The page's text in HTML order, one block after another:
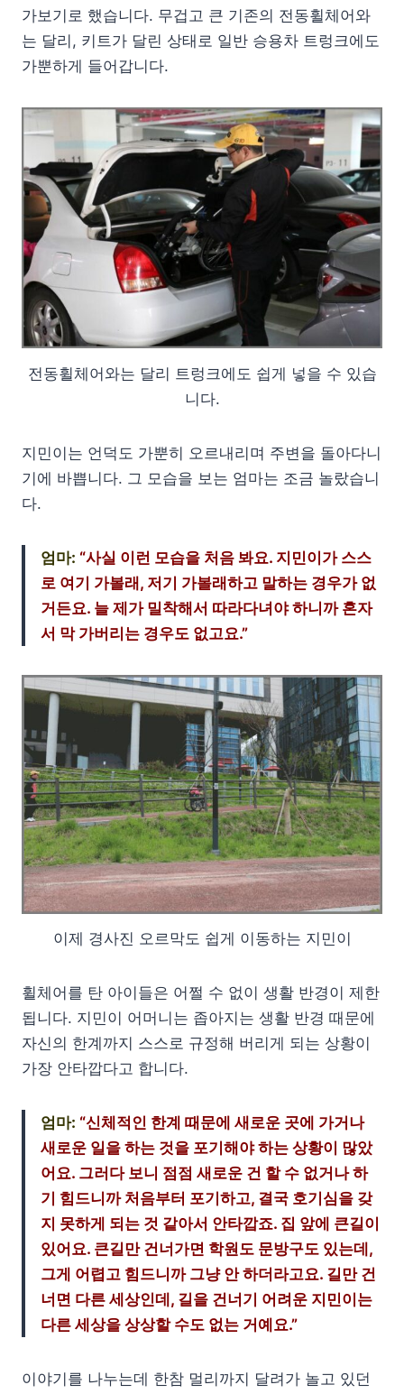
가보기로 했습니다. 무겁고 큰 기존의 전동휠체어와
는 달리, 키트가 달린 상태로 일반 승용차 트렁크에도
가뿐하게 들어갑니다.
전동휠체어와는 달리 트렁크에도 쉽게 넣을 수 있습
니다.
지민이는 언덕도 가뿐히 오르내리며 주변을 돌아다니
기에 바쁩니다. 그 모습을 보는 엄마는 조금 놀랐습니
다.
엄마: “사실 이런 모습을 처음 봐요. 지민이가 스스
로 여기 가볼래, 저기 가볼래하고 말하는 경우가 없
거든요. 늘 제가 밀착해서 따라다녀야 하니까 혼자
서 막 가버리는 경우도 없고요.”
이제 경사진 오르막도 쉽게 이동하는 지민이
휠체어를 탄 아이들은 어쩔 수 없이 생활 반경이 제한
됩니다. 지민이 어머니는 좁아지는 생활 반경 때문에
자신의 한계까지 스스로 규정해 버리게 되는 상황이
가장 안타깝다고 합니다.
엄마: “신체적인 한계 때문에 새로운 곳에 가거나
새로운 일을 하는 것을 포기해야 하는 상황이 많았
어요. 그러다 보니 점점 새로운 건 할 수 없거나 하
기 힘드니까 처음부터 포기하고, 결국 호기심을 갖
지 못하게 되는 것 같아서 안타깝죠. 집 앞에 큰길이
있어요. 큰길만 건너가면 학원도 문방구도 있는데,
그게 어렵고 힘드니까 그냥 안 하더라고요. 길만 건
너면 다른 세상인데, 길을 건너기 어려운 지민이는
다른 세상을 상상할 수도 없는 거예요.”
이야기를 나누는데 한참 멀리까지 달려가 놀고 있던